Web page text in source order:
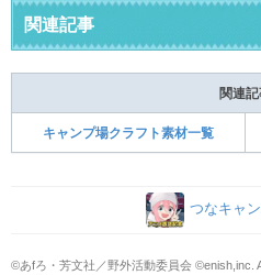
関連記事
関連記
キャンプ場クラフト素材一覧
つなキャ
©あfろ・芳文社／野外活動委員会 ©enish,inc.